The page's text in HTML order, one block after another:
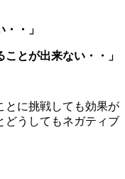
・」
とが出来ない・・」
とに挑戦しても効果が
どうしてもネガティブ